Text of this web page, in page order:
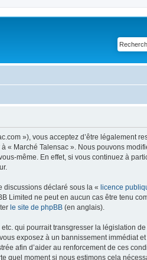
»), vous acceptez d’être légalement
« Marché Talensac ». Nous pouvons
même. En effet, si vous continuez à
discussions déclaré sous la « licence
Limited ne peut en aucun cas être tenu
le site de phpBB (en anglais).
qui pourrait transgresser la législation
exposez à un bannissement immédiat
afin d’aider au renforcement de ces
quel moment si nous estimons cela